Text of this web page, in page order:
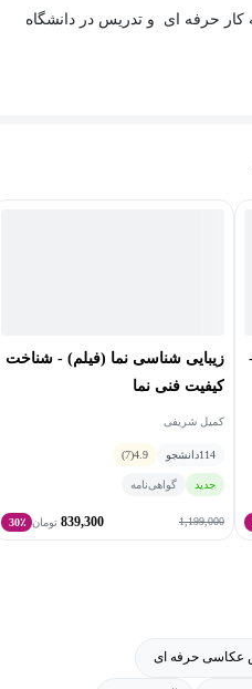
با 25 سال سابقه کار حرفه ای و تدریس در دانشگاه
زیبایی شناسی نما (فیلم) - شناخت
کیفیت فنی نما
کمیل شریفی
114دانشجو 4.9
(7)
جدید گواهی‌نامه
1,199,000
839,300 تومان 30٪
عکاسی حرفه ای